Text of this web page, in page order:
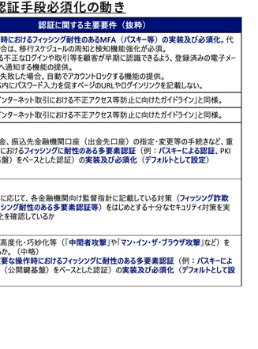
手段必須化の動き